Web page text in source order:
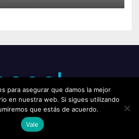
para asegurar que damos la mejor
en nuestra web. Si sigues utilizando
que estás de acuerdo.
Vale